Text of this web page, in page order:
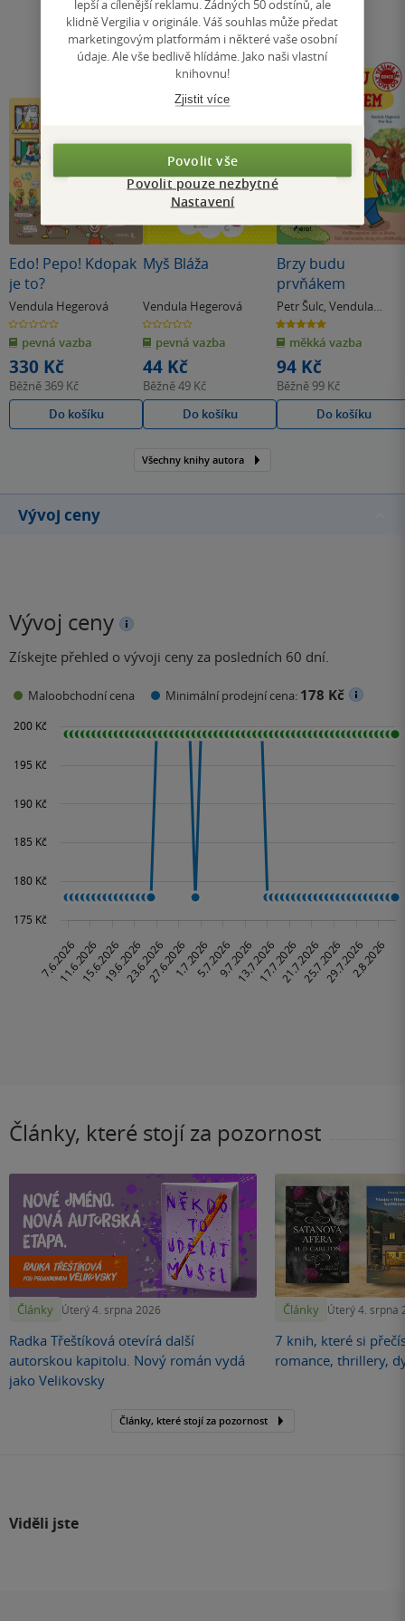
Edo! Pepo! Kdopak
je to?
Vendula Hegerová
0.0
z
5
hvězdiček
pevná vazba
330 Kč
Běžně 369 Kč
Do košíku
Myš Bláža
Vendula Hegerová
0.0
z
5
hvězdiček
pevná vazba
44 Kč
Běžně49 Kč
Do košíku
Brzy budu
prvňákem
Petr Šulc, Vendula
Hegerová
5.0
z
5
hvězdiček
měkká vazba
94 Kč
Běžně 99 Kč
Do košíku
Všechny knihy autora
Vývoj ceny
Vývoj ceny
Získejte přehled o vývoji ceny za posledních 60 dní.
Maloobchodní cena Minimální prodejní cena: 178 Kč
Články, které stojí za pozornost
Články Úterý 4. srpna 2026
Radka Třeštíková otevírá další
autorskou kapitolu. Nový román vydá
jako Velikovsky
Články Úterý 4. srpna
7 knih, které si
romance, thrillery,
Články, které stojí za pozornost
Viděli jste
lepší a cílenější reklamu. Žádných 50 odstínů, ale
klidně Vergilia v originále. Váš souhlas může předat
marketingovým platformám i některé vaše osobní
údaje. Ale vše bedlivě hlídáme. Jako naši vlastní
knihovnu!
Zjistit více
Povolit vše
Povolit pouze nezbytné
Nastavení